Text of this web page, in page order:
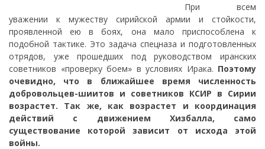
При всем
уважении к мужеству сирийской армии и стойкости,
проявленной ею в боях, она мало приспособлена к
подобной тактике. Это задача спецназа и подготовленных
отрядов, уже прошедших под руководством иранских
советников «проверку боем» в условиях Ирака. Поэтому
очевидно, что в ближайшее время численность
добровольцев-шиитов и советников КСИР в Сирии
возрастет. Так же, как возрастет и координация
действий с движением Хизбалла, само
существование которой зависит от исхода этой
войны.